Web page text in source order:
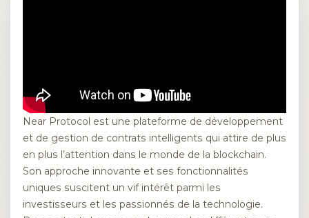
Near Protocol est une plateforme de développement
et de gestion de contrats intelligents qui attire de plus
en plus l’attention dans le monde de la blockchain.
Son approche innovante et ses fonctionnalités
uniques suscitent un vif intérêt parmi les
investisseurs et les passionnés de la technologie.